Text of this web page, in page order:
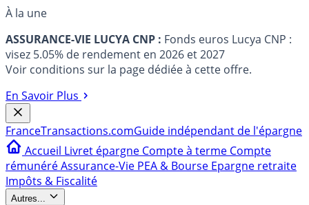
À la une
ASSURANCE-VIE LUCYA CNP : Fonds euros Lucya CNP :
visez 5.05% de rendement en 2026 et 2027
Voir conditions sur la page dédiée à cette offre.
En Savoir Plus
FranceTransactions.comGuide indépendant de l'épargne
Accueil Livret épargne Compte à terme Compte
rémunéréAssurance-Vie PEA & Bourse Epargne retraite
Impôts & Fiscalité
Autres...